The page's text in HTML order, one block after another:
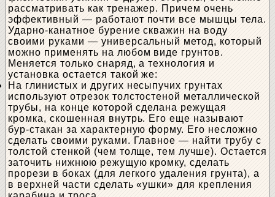
рассматривать как тренажер. Причем очень
эффективный — работают почти все мышцы тела.
Ударно-канатное бурение скважин на воду
своими руками — универсальный метод, который
можно применять на любом виде грунтов.
Меняется только снаряд, а технология и
установка остается такой же:
На глинистых и других несыпучих грунтах
используют отрезок толстостеной металлической
трубы, на конце которой сделана режущая
кромка, скошенная внутрь. Его еще называют
бур-стакан за характерную форму. Его несложно
сделать своими руками. Главное — найти трубу с
толстой стенкой (чем толще, тем лучше). Остается
заточить нижнюю режущую кромку, сделать
прорези в боках (для легкого удаления грунта), а
в верхней части сделать «ушки» для крепления